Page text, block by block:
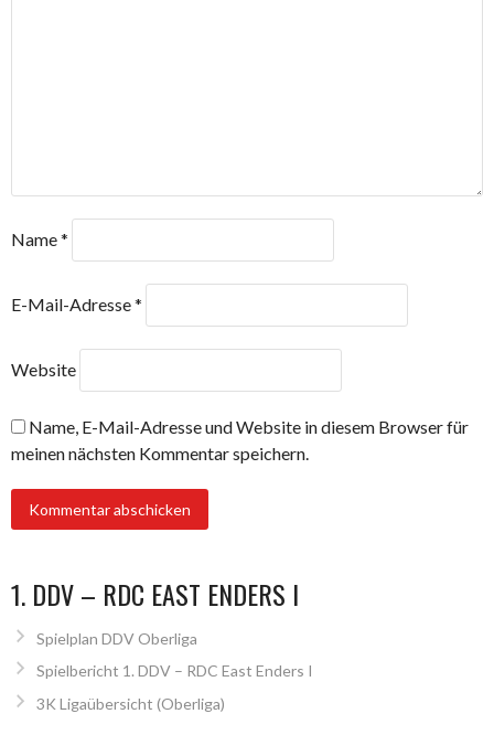
Name*
E-Mail-Adresse*
Website
Name, E-Mail-Adresse und Website in diesem Browser für
meinen nächsten Kommentar speichern.
1. DDV – RDC EAST ENDERS I
Spielplan DDV Oberliga
Spielbericht 1. DDV – RDC East Enders I
3K Ligaübersicht (Oberliga)